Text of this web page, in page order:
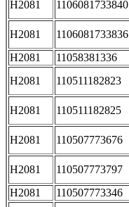
H2081 1106081733840
H2081
1106081733836
H2081
11058381336
H2081
110511182823
H2081 110511182825
H2081 110507773676
H2081 110507773797
H2081
110507773346